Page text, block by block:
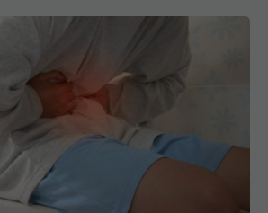
lent poate fi asociat cu un risc
Alzheimer și Parkinson